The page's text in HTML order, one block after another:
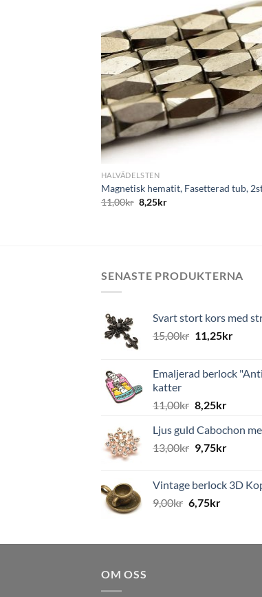
+
HALVÄDELSTEN
Magnetisk hematit, Fasetterad tub,
11,00kr 8,25kr
SENASTE PRODUKTERNA
Svart stort kors med
15,00kr 11,25kr
Emaljerad berlock
katter
11,00kr 8,25kr
Ljus guld Cabochon
13,00kr 9,75kr
Vintage berlock 3D
9,00kr 6,75kr
OM OSS